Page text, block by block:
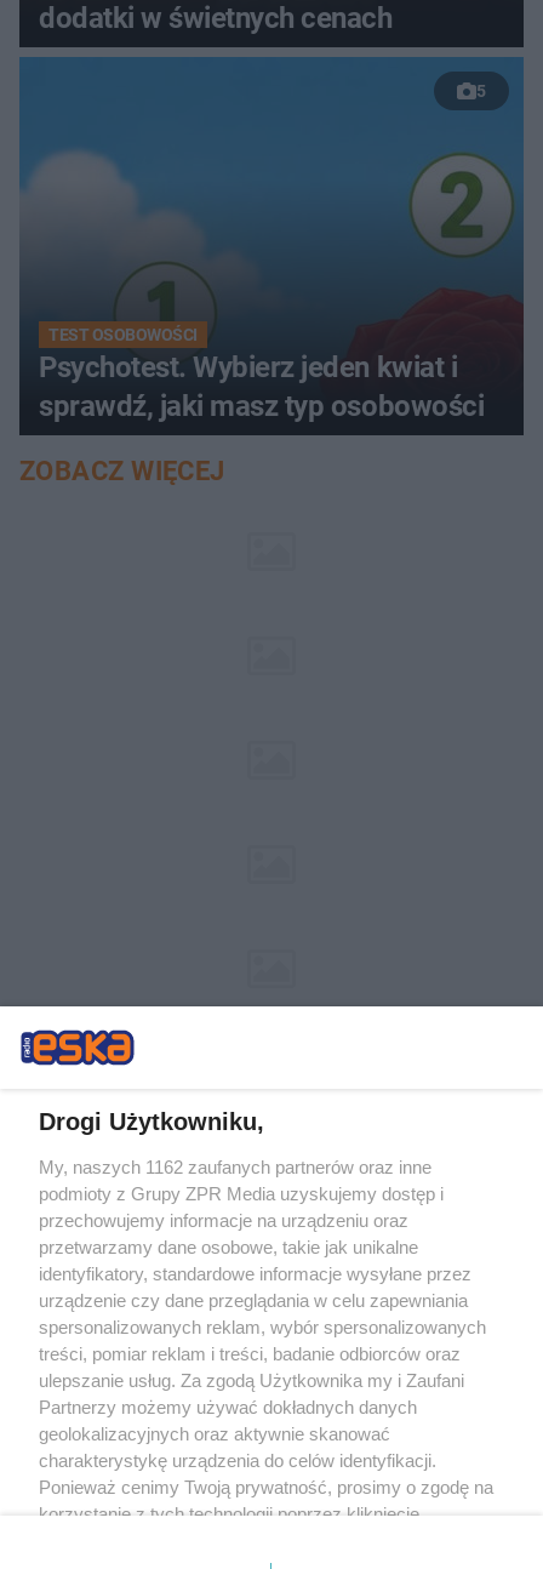
dodatki w świetnych cenach
5
TEST OSOBOWOŚCI
Psychotest. Wybierz jeden kwiat i
sprawdź, jaki masz typ osobowości
ZOBACZ WIĘCEJ
Żaden utwór zamieszczony w serwisie nie może być powielany i
rozpowszechniany lub dalej rozpowszechniany w jakikolwiek sposób (w
tym także elektroniczny lub mechaniczny) na jakimkolwiek polu
eksploatacji w jakiejkolwiek formie, włącznie z umieszczaniem w Internecie
bez pisemnej zgody właściciela praw. Jakiekolwiek użycie lub
wykorzystanie utworów w całości lub w części z naruszeniem prawa, tzn.
bez właściwej zgody, jest zabronione pod groźbą kary i może być ścigane
prawnie.
O nas
Drogi Użytkowniku,
My, naszych 1162 zaufanych partnerów oraz inne
podmioty z Grupy ZPR Media uzyskujemy dostęp i
przechowujemy informacje na urządzeniu oraz
przetwarzamy dane osobowe, takie jak unikalne
identyfikatory, standardowe informacje wysyłane przez
urządzenie czy dane przeglądania w celu zapewniania
spersonalizowanych reklam, wybór spersonalizowanych
treści, pomiar reklam i treści, badanie odbiorców oraz
ulepszanie usług. Za zgodą Użytkownika my i Zaufani
Partnerzy możemy używać dokładnych danych
geolokalizacyjnych oraz aktywnie skanować
charakterystykę urządzenia do celów identyfikacji.
Ponieważ cenimy Twoją prywatność, prosimy o zgodę na
korzystanie z tych technologii poprzez kliknięcie